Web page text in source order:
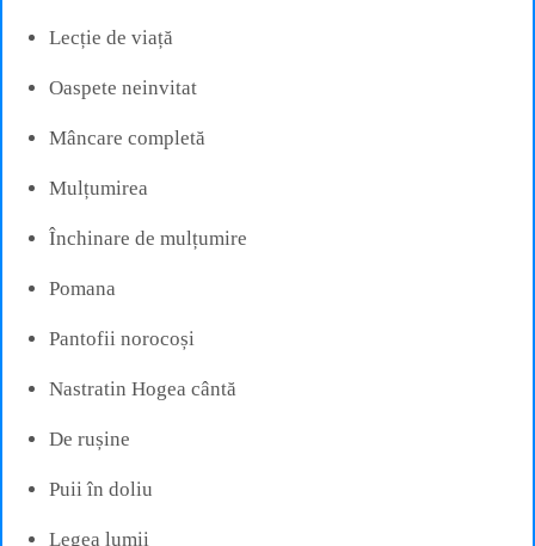
Lecție de viață
Oaspete neinvitat
Mâncare completă
Mulțumirea
Închinare de mulțumire
Pomana
Pantofii norocoși
Nastratin Hogea cântă
De rușine
Puii în doliu
Legea lumii